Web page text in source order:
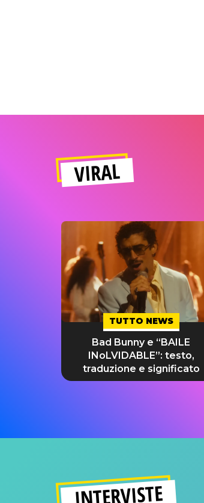
VIRAL
TUTTO NEWS
Bad Bunny e “BAILE
INoLVIDABLE”: testo,
traduzione e significato
INTERVISTE